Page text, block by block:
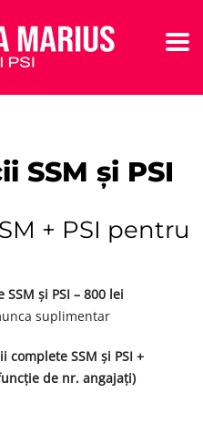
SSM și PSI
+ PSI pentru
și PSI – 800 lei
suplimentar
SSM și PSI +
de nr. angajați)